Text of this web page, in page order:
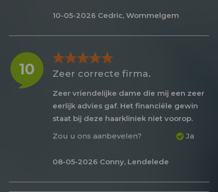
10-05-2026 Cedric, Wommelgem
10 Zeer correcte firma.
Zeer vriendelijke dame die mij een zeer
eerlijk advies gaf. Het financiële gewin
staat bij deze haarkliniek niet voorop.
Zou u ons aanbevelen?
Ja
08-05-2026 Conny, Lendelede